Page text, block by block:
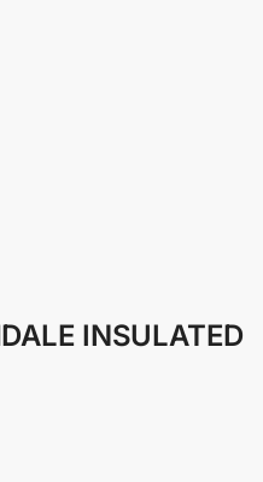
INSULATED